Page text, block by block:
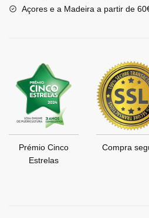
Açores e a Madeira a partir de
Prémio Cinco
Estrelas
Compra